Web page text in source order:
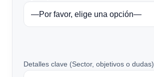
Detalles clave (Sector, objetivos o dudas)